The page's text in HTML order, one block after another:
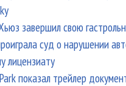
завершил свою
суд о нарушении
лицензиату
показал трейлер